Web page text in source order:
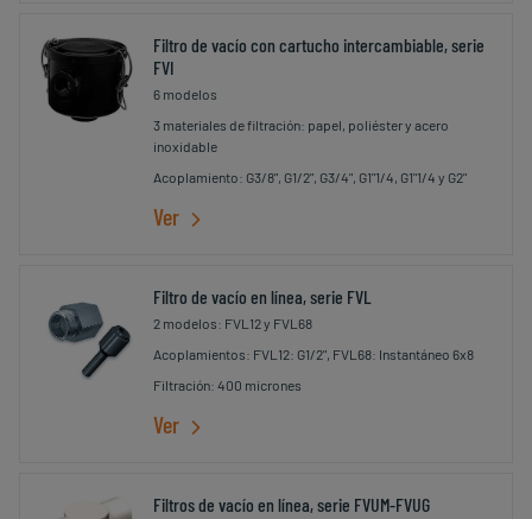
Filtro de vacío con cartucho intercambiable, serie
FVI
6 modelos
3 materiales de filtración: papel, poliéster y acero
inoxidable
Acoplamiento: G3/8", G1/2", G3/4", G1"1/4, G1"1/4 y G2"
Ver
Filtro de vacío en línea, serie FVL
2 modelos: FVL12 y FVL68
Acoplamientos: FVL12: G1/2", FVL68: Instantáneo 6x8
Filtración: 400 micrones
Ver
Filtros de vacío en línea, serie FVUM-FVUG